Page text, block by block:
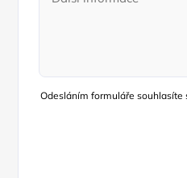
Odesláním formuláře souhlasíte